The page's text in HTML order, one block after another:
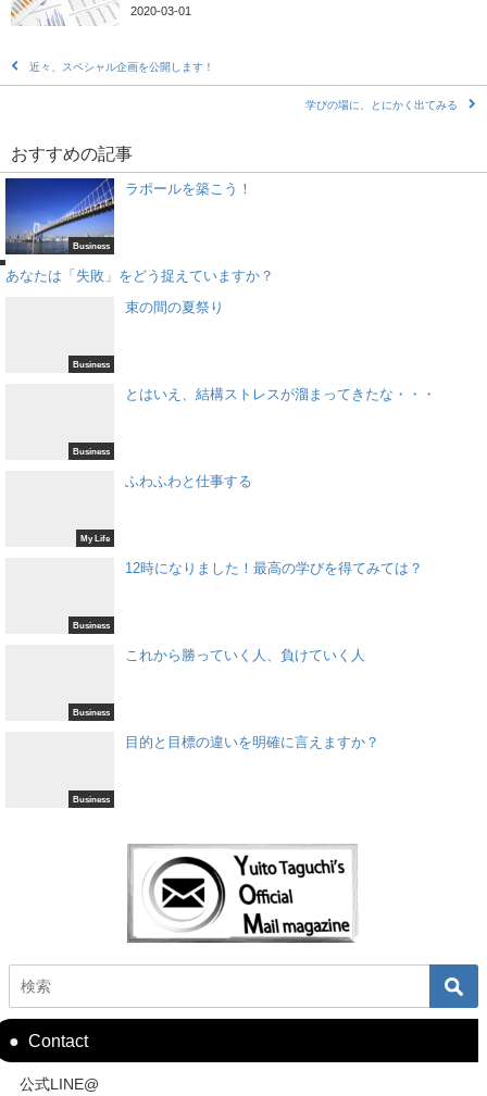
2020-03-01
近々、スペシャル企画を公開します！
学びの場に、とにかく出てみる
おすすめの記事
Business
ラポールを築こう！
あなたは「失敗」をどう捉えていますか？
Business
束の間の夏祭り
Business
とはいえ、結構ストレスが溜まってきたな・・・
My Life
ふわふわと仕事する
Business
12時になりました！最高の学びを得てみては？
Business
これから勝っていく人、負けていく人
Business
目的と目標の違いを明確に言えますか？
Contact
公式LINE@